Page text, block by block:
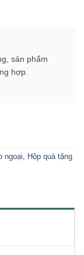
sản phẩm
hợp.
ngoại
Hộp quà tặng